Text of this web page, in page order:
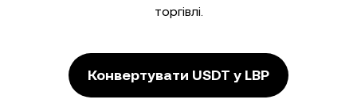
торгівлі.
Конвертувати USDT у LBP